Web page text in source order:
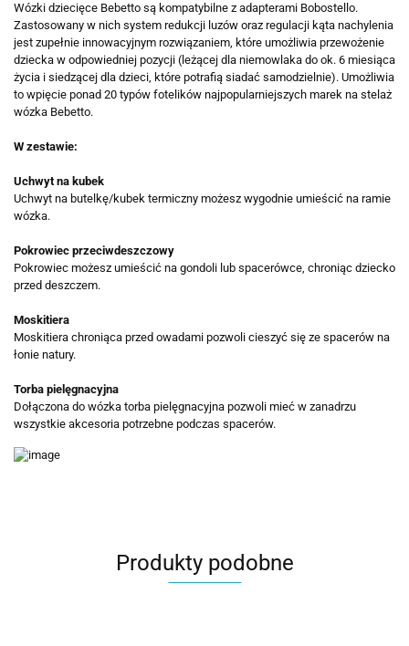
Wózki dziecięce Bebetto są kompatybilne z adapterami Bobostello.
Zastosowany w nich system redukcji luzów oraz regulacji kąta nachylenia
jest zupełnie innowacyjnym rozwiązaniem, które umożliwia przewożenie
dziecka w odpowiedniej pozycji (leżącej dla niemowlaka do ok. 6 miesiąca
życia i siedzącej dla dzieci, które potrafią siadać samodzielnie). Umożliwia
to wpięcie ponad 20 typów fotelików najpopularniejszych marek na stelaż
wózka Bebetto.
W zestawie:
Uchwyt na kubek
Uchwyt na butelkę/kubek termiczny możesz wygodnie umieścić na ramie
wózka.
Pokrowiec przeciwdeszczowy
Pokrowiec możesz umieścić na gondoli lub spacerówce, chroniąc dziecko
przed deszczem.
Moskitiera
Moskitiera chroniąca przed owadami pozwoli cieszyć się ze spacerów na
łonie natury.
Torba pielęgnacyjna
Dołączona do wózka torba pielęgnacyjna pozwoli mieć w zanadrzu
wszystkie akcesoria potrzebne podczas spacerów.
Produkty podobne